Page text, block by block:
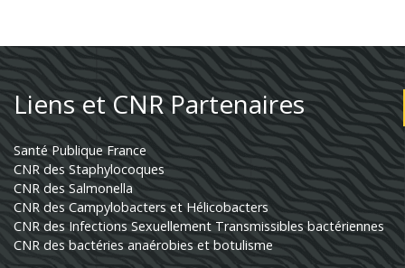
Liens et CNR Partenaires
Santé Publique France
CNR des Staphylocoques
CNR des Salmonella
CNR des Campylobacters et Hélicobacters
CNR des Infections Sexuellement Transmissibles bactériennes
CNR des bactéries anaérobies et botulisme